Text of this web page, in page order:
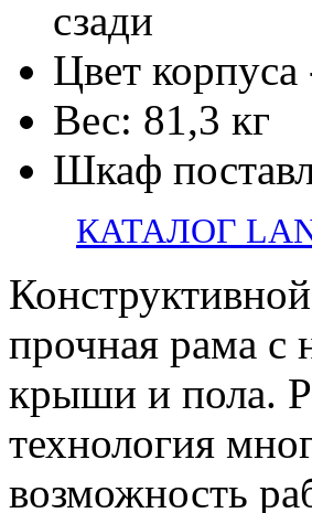
сзади
Цвет
Вес: 81,3 кг
Шкаф
КАТАЛОГ
прочная рама с
крыши и пола.
технология
возможность